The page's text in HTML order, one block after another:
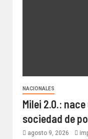
NACIONALES
Milei 2.0.:
sociedad de
agosto 9, 2026